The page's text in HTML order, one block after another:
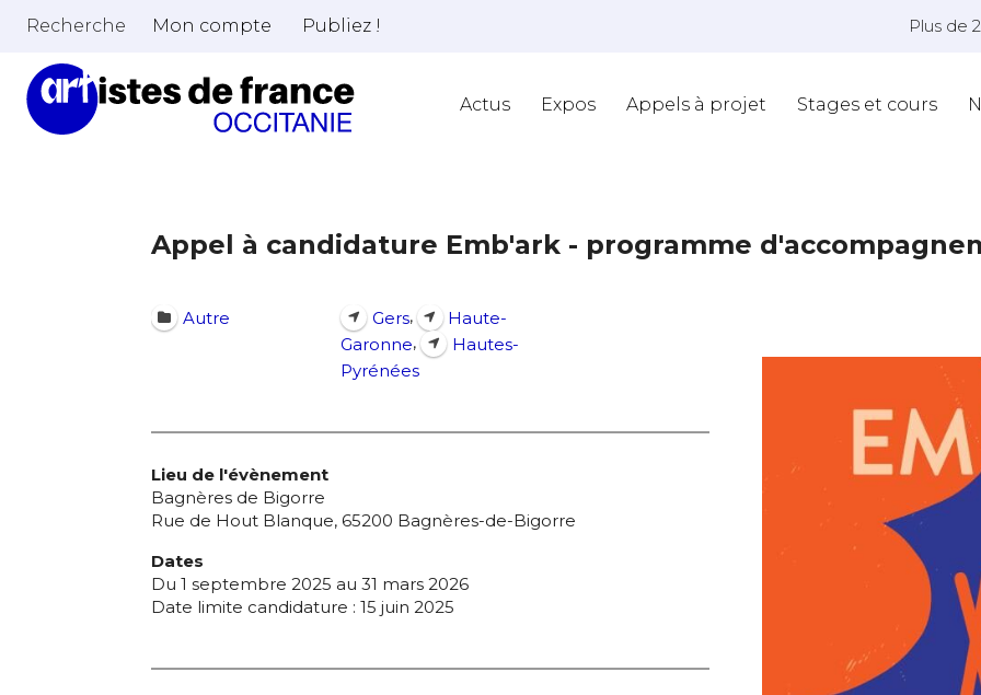
Recherche Mon compte Publiez ! Plus de
Actus Expos Appels à projet Stages et cours
Appel à candidature Emb'ark - programme
Autre Gers,
Haute-
Garonne,
Hautes-
Pyrénées
Lieu de l'évènement
Bagnères de Bigorre
Rue de Hout Blanque, 65200 Bagnères-de-Bigorre
Dates
Du 1 septembre 2025 au 31 mars 2026
Date limite candidature : 15 juin 2025